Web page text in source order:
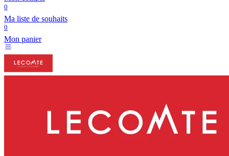
0
Ma liste de souhaits
0
Mon panier